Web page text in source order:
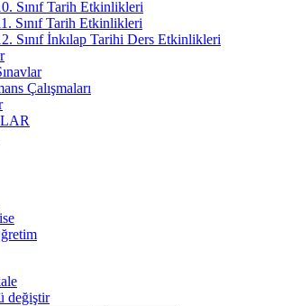
Sınıf Tarih Etkinlikleri
Sınıf Tarih Etkinlikleri
Sınıf İnkılap Tarihi Ders Etkinlikleri
Çalışmaları
değiştir